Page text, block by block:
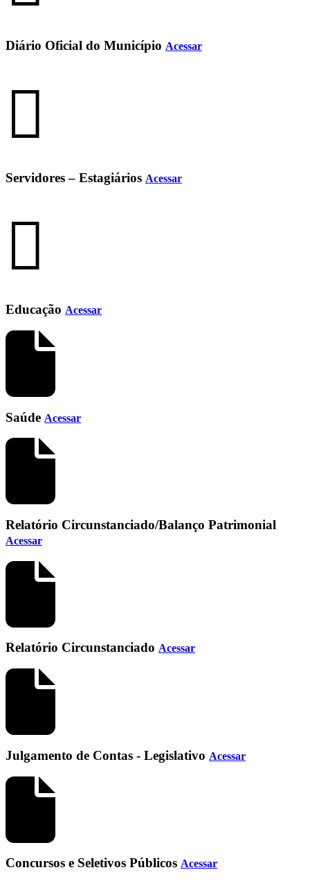
Diário Oficial do Município Acessar
Servidores – Estagiários Acessar
Educação Acessar
Saúde Acessar
Relatório Circunstanciado/Balanço Patrimonial
Acessar
Relatório Circunstanciado Acessar
Julgamento de Contas - Legislativo Acessar
Concursos e Seletivos Públicos Acessar